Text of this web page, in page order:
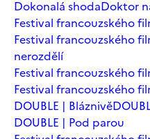
Dokonalá shodaDoktor
Festival francouzského
Festival francouzského
nerozdělí
Festival francouzského
Festival francouzského
DOUBLE | Bláznivě
DOUBLE | Pod parou